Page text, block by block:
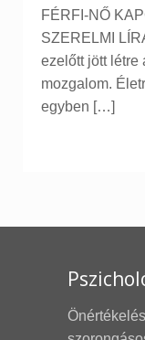
FÉRFI-NŐ
SZERELMI
ezelőtt jött létre
mozgalom.
egyben […]